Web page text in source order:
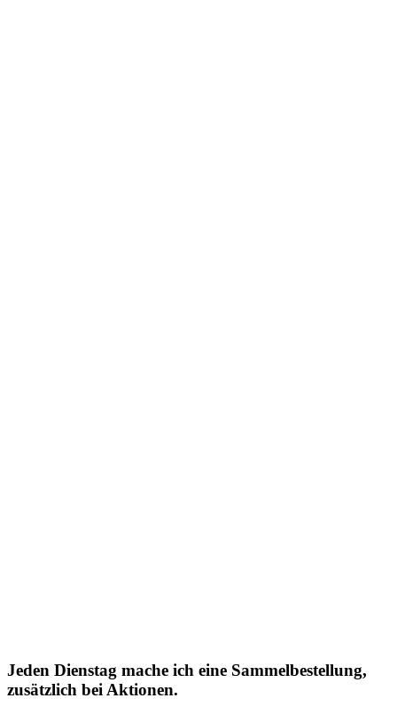
Jeden Dienstag mache ich eine Sammelbestellung,
zusätzlich bei Aktionen.